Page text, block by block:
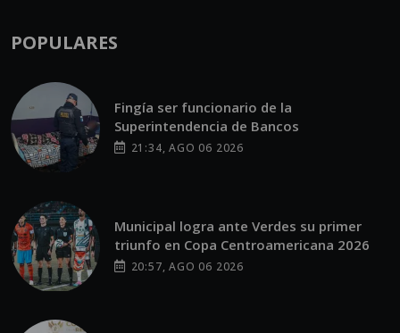
POPULARES
Fingía ser funcionario de la
Superintendencia de Bancos
21:34, AGO 06 2026
Municipal logra ante Verdes su primer
triunfo en Copa Centroamericana 2026
20:57, AGO 06 2026